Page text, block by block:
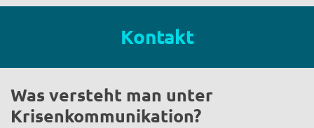
Was versteht man unter
Krisenkommunikation?
Kontakt